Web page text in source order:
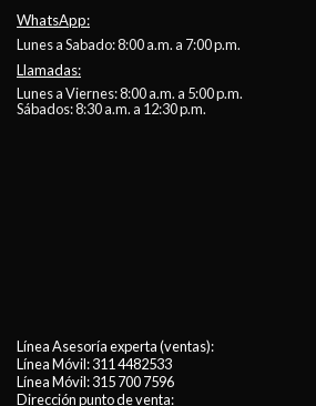
WhatsApp:
Lunes a Sabado: 8:00 a.m. a 7:00 p.m.
Llamadas:
Lunes a Viernes: 8:00 a.m. a 5:00 p.m.
Sábados: 8:30 a.m. a 12:30 p.m.
Línea Asesoría experta (ventas):
Línea Móvil:311 4482533
Línea Móvil:315 700 7596
Dirección punto de venta: